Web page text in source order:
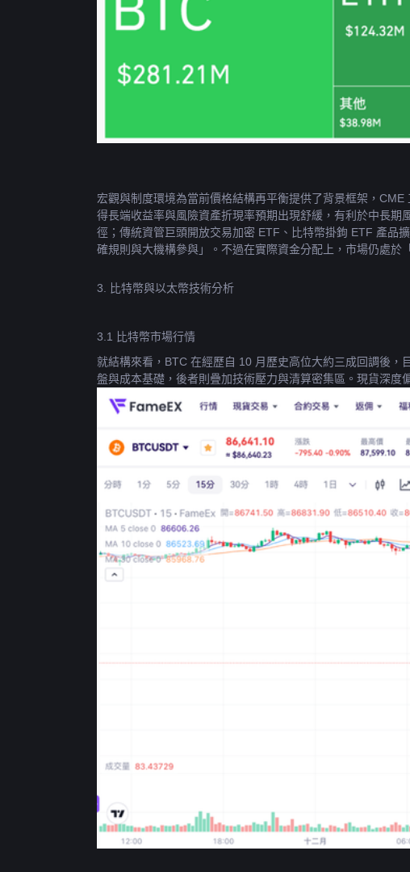
宏觀與制度環境為當前價格結構再平衡提供了背景框架，
得長端收益率與風險資產折現率預期出現舒緩，有利於中長
徑；傳統資管巨頭開放交易加密 ETF、比特幣掛鉤 ETF 產品
確規則與大機構參與」。不過在實際資金分配上，市場仍處於
3. 比特幣與以太幣技術分析
3.1 比特幣市場行情
就結構來看，BTC 在經歷自 10 月歷史高位大約三成回調後
盤與成本基礎，後者則疊加技術壓力與清算密集區。現貨深度
度回落至區間中部或下緣，呈現典型「均值回歸」型態。另
供彈藥，但在情緒仍偏悲觀、宏觀事件臨近的階段，這部分
平台附近徘徊於輕微正負區間，反映短線追高槓桿意願不強
機率維持在上述區間內反覆來回流動性，等待 FOMC 給出更